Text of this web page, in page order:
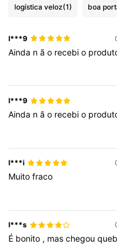
logística veloz(1) boa
l***9
Ainda não recebio
l***9
Ainda não recebio
l***i
Muitofraco
l***s
É bonito , maschegou